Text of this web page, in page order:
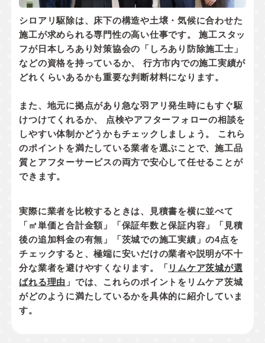
シロアリ駆除は、床下の構造や土壌・気候に合わせた
施工が求められる専門性の高い仕事です。 施工スタッ
フが日本しろあり対策協会の「しろあり防除施工士」
などの資格を持っているか、 行方市内での施工実績が
どれくらいあるかも重要な判断材料になります。
また、地元に拠点があり 急な羽アリ発生時にもすぐ駆
けつけてくれるか、 点検やアフターフォローの相談を
しやすい体制かどうかもチェックしましょう。 これら
のポイントを満たしている業者を選ぶことで、施工品
質とアフターサービスの両方で安心して任せることが
できます。
実際に業者を比較するときは、見積書を横に並べて
「㎡単価と合計金額」「保証年数と保証内容」「見積
後の追加料金の有無」「茨城での施工実績」の4点を
チェックすると、極端に安いだけの業者や説明が不十
分な業者を避けやすくなります。「 リムケア茨城が選
ばれる理由 」では、これらのポイントをリムケア茨城
がどのように満たしているかを具体的に紹介していま
す。